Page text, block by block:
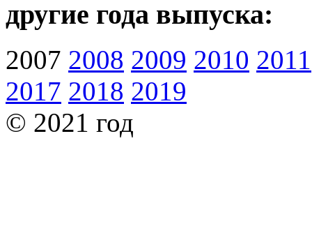
другие года выпуска:
2007 2008 2009 2010 2011
2017 2018 2019
© 2021 год